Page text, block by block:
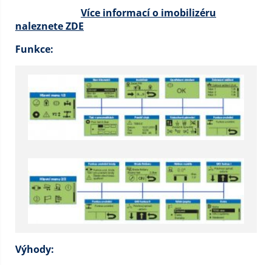
Více informací o imobilizéru
naleznete ZDE
Funkce:
Výhody: